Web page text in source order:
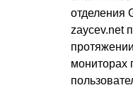
отделения
zaycev.net
мониторах